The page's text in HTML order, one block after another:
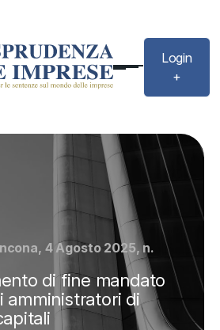
Login
+
4 Agosto 2025, n.
di fine mandato
amministratori di